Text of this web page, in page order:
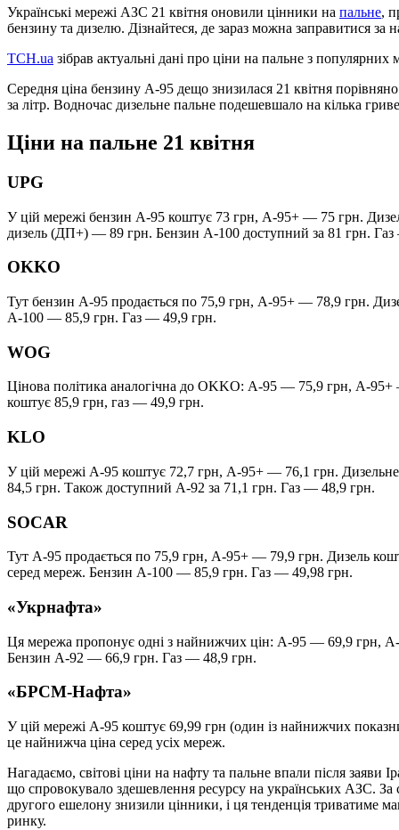
Українські мережі АЗС 21 квітня оновили цінники на пальне,
бензину та дизелю. Дізнайтеся, де зараз можна заправитися за
ТСН.ua зібрав актуальні дані про ціни на пальне з
Середня ціна бензину А-95 дещо знизилася 21 квітня
за літр. Водночас дизельне пальне подешевшало на кілька
Ціни на пальне 21 квітня
UPG
У цій мережі бензин А-95 коштує 73 грн, А-95+ — 75 грн.
дизель (ДП+) — 89 грн. Бензин А-100 доступний за 81 грн.
OKKO
Тут бензин А-95 продається по 75,9 грн, А-95+ — 78,9 грн.
А-100 — 85,9 грн. Газ — 49,9 грн.
WOG
Цінова політика аналогічна до OKKO: А-95 — 75,9 грн, А-
коштує 85,9 грн, газ — 49,9 грн.
KLO
У цій мережі А-95 коштує 72,7 грн, А-95+ — 76,1 грн.
84,5 грн. Також доступний А-92 за 71,1 грн. Газ — 48,9 грн.
SOCAR
Тут А-95 продається по 75,9 грн, А-95+ — 79,9 грн. Дизель
серед мереж. Бензин А-100 — 85,9 грн. Газ — 49,98 грн.
«Укрнафта»
Ця мережа пропонує одні з найнижчих цін: А-95 — 69,9
Бензин А-92 — 66,9 грн. Газ — 48,9 грн.
«БРСМ-Нафта»
У цій мережі А-95 коштує 69,99 грн (один із найнижчих
це найнижча ціна серед усіх мереж.
Нагадаємо, світові ціни на нафту та пальне впали після заяви
що спровокувало здешевлення ресурсу на українських АЗС.
другого ешелону знизили цінники, і ця тенденція триватиме
ринку.